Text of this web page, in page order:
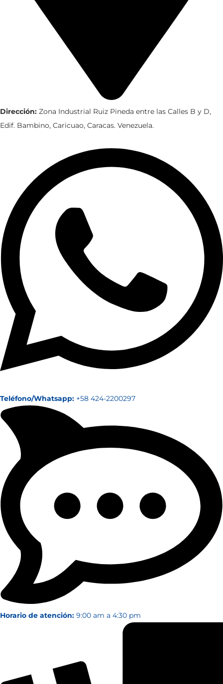
Dirección: Zona Industrial Ruiz Pineda entre las Calles B y D,
Edif. Bambino, Caricuao, Caracas. Venezuela.
Teléfono/Whatsapp: +58 424-2200297
Horario de atención: 9:00 am a 4:30 pm